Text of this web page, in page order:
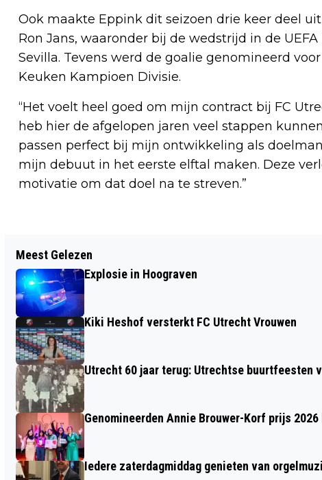
Ook maakte Eppink dit seizoen drie keer deel
Ron Jans, waaronder bij de wedstrijd in de
Sevilla. Tevens werd de goalie genomineerd
Keuken Kampioen Divisie.
“Het voelt heel goed om mijn contract bij FC
heb hier de afgelopen jaren veel stappen
passen perfect bij mijn ontwikkeling als
mijn debuut in het eerste elftal maken. Deze
motivatie om dat doel na te streven.”
NEDERLANDS FILM FESTIVAL ZET
VANWEGE FINANCIËLE DRUK STAP
NAAR EENKOPPIGE DIRECTIE
Meest Gelezen
Explosie in Hoograven
Kiki Heshof versterkt FC Utrecht Vrouwen
Utrecht 60 jaar terug: Utrechtse buurtfeesten
Genomineerden Annie Brouwer-Korf prijs 2026
Iedere zaterdagmiddag genieten van